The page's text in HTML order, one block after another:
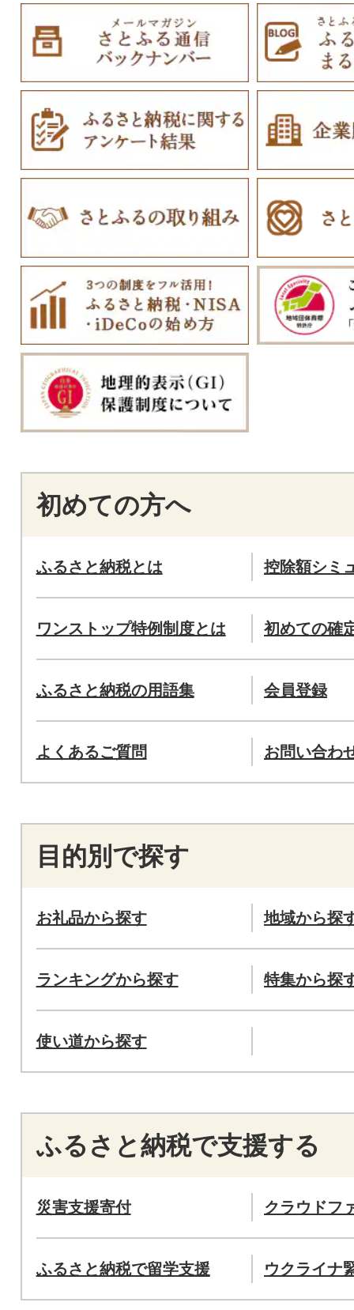
初めての方へ
ふるさと納税とは 控除額シミ
ワンストップ特例制度とは 初めての確
ふるさと納税の用語集 会員登録
よくあるご質問 お問い合わ
目的別で探す
お礼品から探す 地域から探
ランキングから探す 特集から探
使い道から探す
ふるさと納税で支援する
災害支援寄付 クラウドフ
ふるさと納税で留学支援 ウクライナ